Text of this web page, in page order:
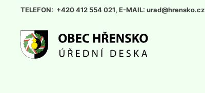
Přeskočit
obsah
TELEFON: +420 412 554 021, E-MAIL: urad@hrensko.cz